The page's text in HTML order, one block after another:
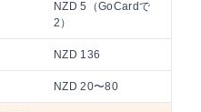
NZD 5（GoCardで
2）
NZD 136
NZD 20〜80